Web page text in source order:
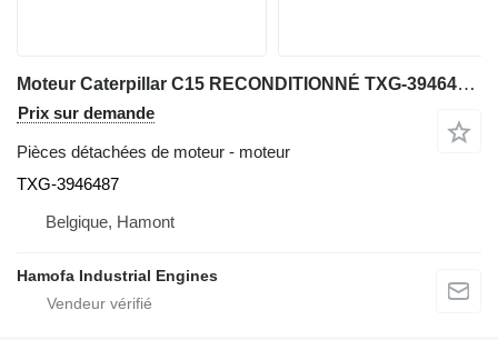
Moteur Caterpillar C15 RECONDITIONNÉ TXG-3946487 pour matériel de TP
Prix sur demande
Pièces détachées de moteur - moteur
TXG-3946487
Belgique, Hamont
Hamofa Industrial Engines